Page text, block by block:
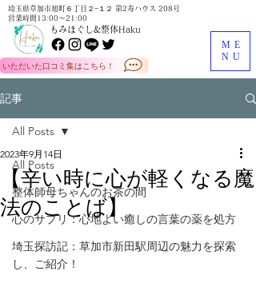
埼玉県草加市旭町６丁目２−１２ 第2寿ハウス 208号
営業時間13:00～21:00
もみほぐし&整体Haku
いただいた口コミ集はこちら！
ME
NU
記事
All Posts
整体師母ちゃんのお茶の間
心のサプリ：心地よい癒しの言葉の薬を処方
埼玉探訪記：草加市新田駅周辺の魅力を探索
し、ご紹介！
All Posts
【辛い時に心が軽くなる魔
法のことば】
2023年9月14日